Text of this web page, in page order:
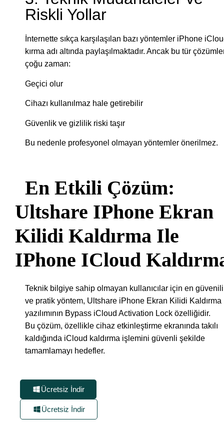
Riskli Yollar
İnternette sıkça karşılaşılan bazı yöntemler iPhone
kırma adı altında paylaşılmaktadır. Ancak bu tür
çoğu zaman:
Geçici olur
Cihazı kullanılmaz hale getirebilir
Güvenlik ve gizlilik riski taşır
Bu nedenle profesyonel olmayan yöntemler önerilmez.
En Etkili Çözüm:
Ultshare IPhone Ekran
Kilidi Kaldırma Ile
IPhone ICloud
Teknik bilgiye sahip olmayan kullanıcılar için en
ve pratik yöntem, Ultshare iPhone Ekran Kilidi Kaldırma
yazılımının Bypass iCloud Activation Lock özelliğidir.
Bu çözüm, özellikle cihaz etkinleştirme ekranında takılı
kaldığında iCloud kaldırma işlemini güvenli şekilde
tamamlamayı hedefler.
Ücretsiz İndir
Ücretsiz İndir